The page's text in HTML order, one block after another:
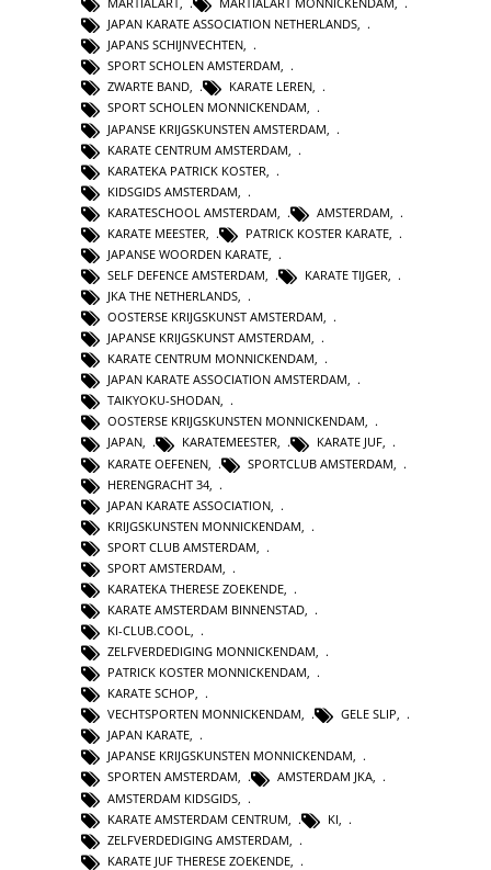
JAPAN KARATE ASSOCIATION NETHERLANDS,
JAPANS SCHIJNVECHTEN,
SPORT SCHOLEN AMSTERDAM,
ZWARTE BAND, KARATE LEREN,
SPORT SCHOLEN MONNICKENDAM,
JAPANSE KRIJGSKUNSTEN AMSTERDAM
KARATE CENTRUM AMSTERDAM
KARATEKA PATRICK KOSTER
KIDSGIDS AMSTERDAM
KARATESCHOOL AMSTERDAM
AMSTERDAM
KARATE MEESTER
PATRICK KOSTER KARATE
JAPANSE WOORDEN KARATE
SELF DEFENCE AMSTERDAM
KARATE TIJGER
JKA THE NETHERLANDS,
OOSTERSE KRIJGSKUNST AMSTERDAM,
JAPANSE KRIJGSKUNST AMSTERDAM,
KARATE CENTRUM MONNICKENDAM,
JAPAN KARATE ASSOCIATION AMSTERDAM,
TAIKYOKU-SHODAN,
OOSTERSE KRIJGSKUNSTEN MONNICKENDAM,
JAPAN, KARATEMEESTER, KARATE JUF,
KARATE OEFENEN
SPORTCLUB AMSTERDAM
HERENGRACHT 34
JAPAN KARATE ASSOCIATION
KRIJGSKUNSTEN MONNICKENDAM
SPORT CLUB AMSTERDAM
SPORT AMSTERDAM
KARATEKA THERESE ZOEKENDE
KARATE AMSTERDAM BINNENSTAD
KI-CLUB.COOL,
ZELFVERDEDIGING MONNICKENDAM,
PATRICK KOSTER MONNICKENDAM,
KARATE SCHOP,
VECHTSPORTEN MONNICKENDAM, GELE SLIP,
JAPAN KARATE,
JAPANSE KRIJGSKUNSTEN MONNICKENDAM,
SPORTEN AMSTERDAM, AMSTERDAM JKA,
AMSTERDAM KIDSGIDS
KARATE AMSTERDAM CENTRUM
KI
ZELFVERDEDIGING AMSTERDAM
KARATE JUF THERESE ZOEKENDE